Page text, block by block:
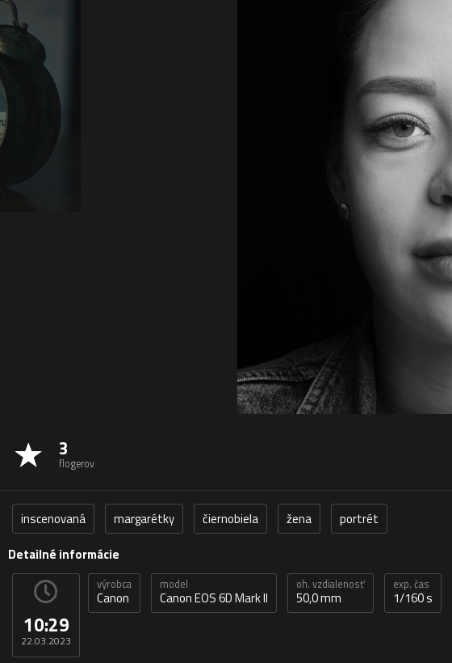
3
flogerov
inscenovaná margarétky čiernobiela žena
portrét
Detailné informácie
10:29
22.03.2023
výrobca
Canon
model
Canon EOS 6D Mark II
oh. vzdialenosť
50,0 mm
exp. čas
1/160 s